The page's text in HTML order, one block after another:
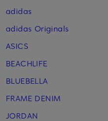
adidas
adidas Originals
ASICS
BEACHLIFE
BLUEBELLA
FRAME DENIM
JORDAN